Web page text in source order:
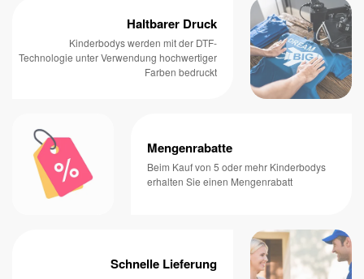
Haltbarer Druck
Kinderbodys werden mit der DTF-
Technologie unter Verwendung hochwertiger
Farben bedruckt
Mengenrabatte
Beim Kauf von 5 oder mehr Kinderbodys
erhalten Sie einen Mengenrabatt
Schnelle Lieferung